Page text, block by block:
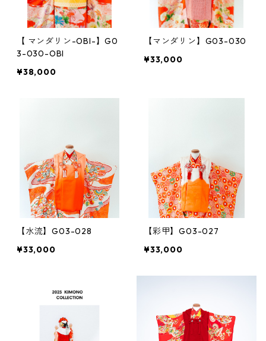
【 マンダリン-OBI-】G0
3-030-OBI
¥38,000
【マンダリン】G03-030
¥33,000
【水流】G03-028
¥33,000
【彩甲】G03-027
¥33,000